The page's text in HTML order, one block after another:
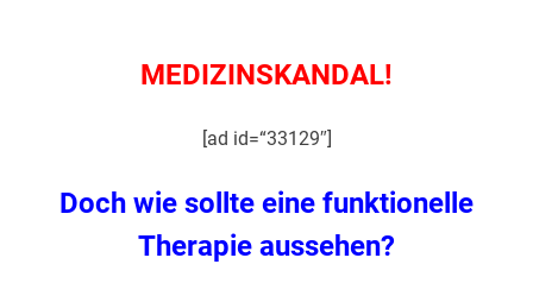
MEDIZINSKANDAL!
[ad id=“33129″]
Doch wie sollte eine funktionelle
Therapie aussehen?